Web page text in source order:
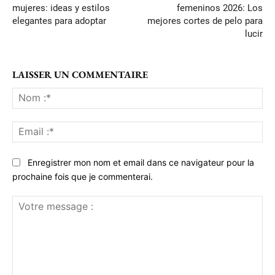
mujeres: ideas y estilos
elegantes para adoptar
femeninos 2026: Los
mejores cortes de pelo para
lucir
LAISSER UN COMMENTAIRE
:*
:*
Enregistrer mon nom et email dans ce navigateur pour la
prochaine fois que je commenterai.